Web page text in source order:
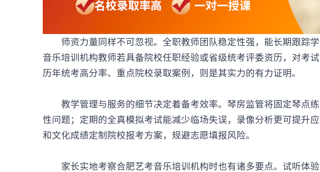
师资力量同样不可忽视。全职教师团队稳定性强，能长期跟踪
音乐培训机构教师若具备院校任职经验或省级统考评委资历，对考
历年统考高分率、重点院校录取案例，则是其实力的有力证明。
教学管理与服务的细节决定着备考效率。琴房监管将固定琴点
性问题；定期的全真模拟考试能减少临场失误，录像分析更可提升
和文化成绩定制院校报考方案，规避志愿填报风险。
家长实地考察合肥艺考音乐培训机构时也有诸多要点。试听体